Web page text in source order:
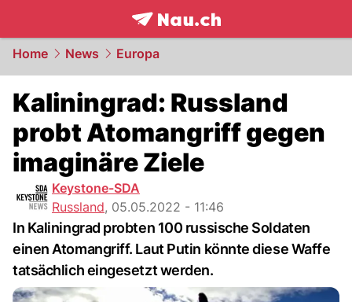
frontpage.NAU.ch
Home News Europa
Kaliningrad: Russland
probt Atomangriff gegen
imaginäre Ziele
Keystone-SDA
Russland, 05.05.2022 - 11:46
In Kaliningrad probten 100 russische Soldaten
einen Atomangriff. Laut Putin könnte diese Waffe
tatsächlich eingesetzt werden.